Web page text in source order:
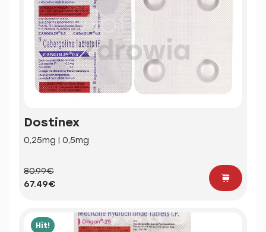
Dostinex
0,25mg | 0,5mg
80.99€
67.49€
Hit!